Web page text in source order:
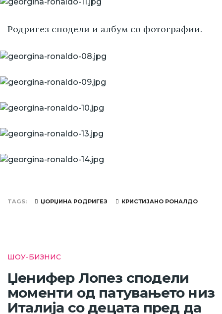
Родригез сподели и албум со фотографии.
TAGS ЏОРЏИНА РОДРИГЕЗ КРИСТИЈАНО РОНАЛДО
ШОУ-БИЗНИС
Џенифер Лопез сподели
моменти од патувањето низ
Италија со децата пред да